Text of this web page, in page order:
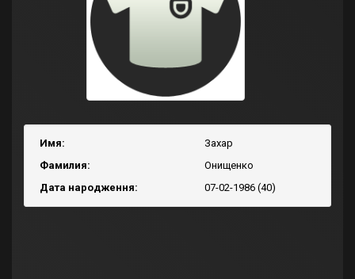
Имя:
Захар
Фамилия:
Онищенко
Дата народження:
07-02-1986 (40)